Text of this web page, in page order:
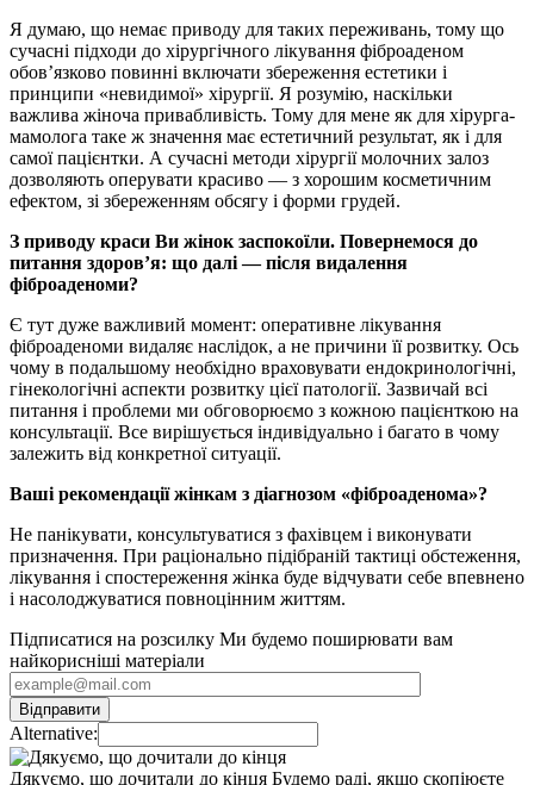
Я думаю, що немає приводу для таких переживань, тому що
сучасні підходи до хірургічного лікування фіброаденом
обов’язково повинні включати збереження естетики і
принципи «невидимої» хірургії. Я розумію, наскільки
важлива жіноча привабливість. Тому для мене як для хірурга-
мамолога таке ж значення має естетичний результат, як і для
самої пацієнтки. А сучасні методи хірургії молочних залоз
дозволяють оперувати красиво — з хорошим косметичним
ефектом, зі збереженням обсягу і форми грудей.
З приводу краси Ви жінок заспокоїли. Повернемося до
питання здоров’я: що далі — після видалення
фіброаденоми?
Є тут дуже важливий момент: оперативне лікування
фіброаденоми видаляє наслідок, а не причини її розвитку. Ось
чому в подальшому необхідно враховувати ендокринологічні,
гінекологічні аспекти розвитку цієї патології. Зазвичай всі
питання і проблеми ми обговорюємо з кожною пацієнткою на
консультації. Все вирішується індивідуально і багато в чому
залежить від конкретної ситуації.
Ваші рекомендації жінкам з діагнозом «фіброаденома»?
Не панікувати, консультуватися з фахівцем і виконувати
призначення. При раціонально підібраній тактиці обстеження,
лікування і спостереження жінка буде відчувати себе впевнено
і насолоджуватися повноцінним життям.
Підписатися на розсилку Ми будемо поширювати вам
найкорисніші матеріали
Alternative:
Дякуємо, що дочитали до кінця Будемо раді, якщо скопіюєте